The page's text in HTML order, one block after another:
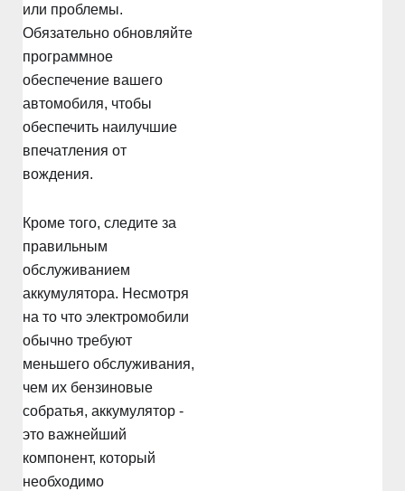
или проблемы.
Обязательно обновляйте
программное
обеспечение вашего
автомобиля, чтобы
обеспечить наилучшие
впечатления от
вождения.
Кроме того, следите за
правильным
обслуживанием
аккумулятора. Несмотря
на то что электромобили
обычно требуют
меньшего обслуживания,
чем их бензиновые
собратья, аккумулятор -
это важнейший
компонент, который
необходимо